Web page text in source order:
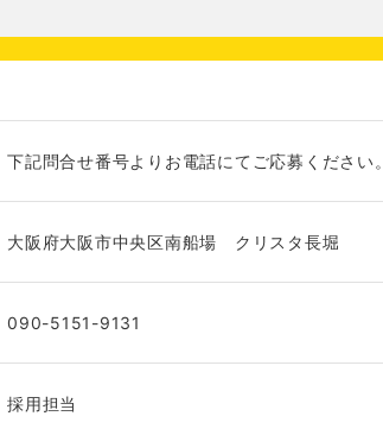
下記問合せ番号よりお電話にてご応募ください。
大阪府大阪市中央区南船場 クリスタ長堀
090-5151-9131
採用担当